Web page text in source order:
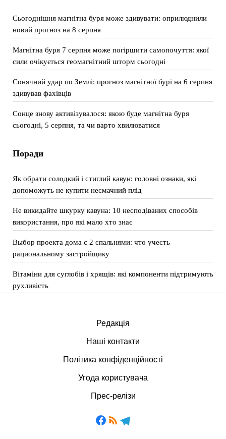
Сьогоднішня магнітна буря може здивувати: оприлюднили
новий прогноз на 8 серпня
Магнітна буря 7 серпня може погіршити самопочуття: якої
сили очікується геомагнітний шторм сьогодні
Сонячний удар по Землі: прогноз магнітної бурі на 6 серпня
здивував фахівців
Сонце знову активізувалося: якою буде магнітна буря
сьогодні, 5 серпня, та чи варто хвилюватися
Поради
Як обрати солодкий і стиглий кавун: головні ознаки, які
допоможуть не купити несмачний плід
Не викидайте шкурку кавуна: 10 несподіваних способів
використання, про які мало хто знає
Выбор проекта дома с 2 спальнями: что учесть
рациональному застройщику
Вітаміни для суглобів і хрящів: які компоненти підтримують
рухливість
Редакція
Наші контакти
Політика конфіденційності
Угода користувача
Прес-релізи